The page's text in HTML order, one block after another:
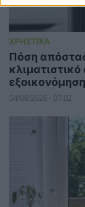
ΧΡΗΣΤΙΚΑ
Πόση
κλιματιστικό
04/08/2026 - 07:02